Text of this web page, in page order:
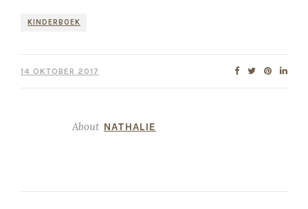
KINDERBOEK
14 OKTOBER 2017
About NATHALIE